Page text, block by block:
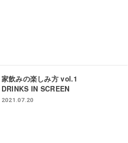
家飲みの楽しみ方 vol.1
DRINKS IN SCREEN
2021.07.20